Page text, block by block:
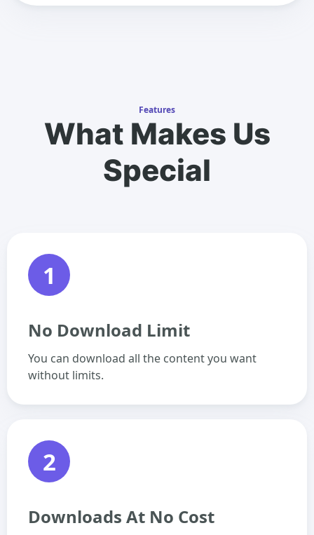
Features
What Makes Us
Special
1
No Download Limit
You can download all the content you want
without limits.
2
Downloads At No Cost